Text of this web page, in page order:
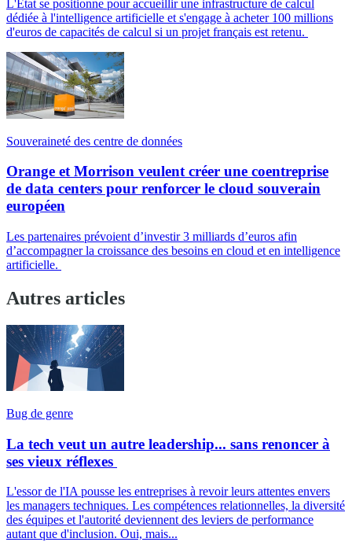
L'État se positionne pour accueillir une infrastructure de calcul
dédiée à l'intelligence artificielle et s'engage à acheter 100 millions
d'euros de capacités de calcul si un projet français est retenu.
Souveraineté des centre de données
Orange et Morrison veulent créer une coentreprise
de data centers pour renforcer le cloud souverain
européen
Les partenaires prévoient d’investir 3 milliards d’euros afin
d’accompagner la croissance des besoins en cloud et en intelligence
artificielle.
Autres articles
Bug de genre
La tech veut un autre leadership... sans renoncer à
ses vieux réflexes
L'essor de l'IA pousse les entreprises à revoir leurs attentes envers
les managers techniques. Les compétences relationnelles, la diversité
des équipes et l'autorité deviennent des leviers de performance
autant que d'inclusion. Oui, mais...